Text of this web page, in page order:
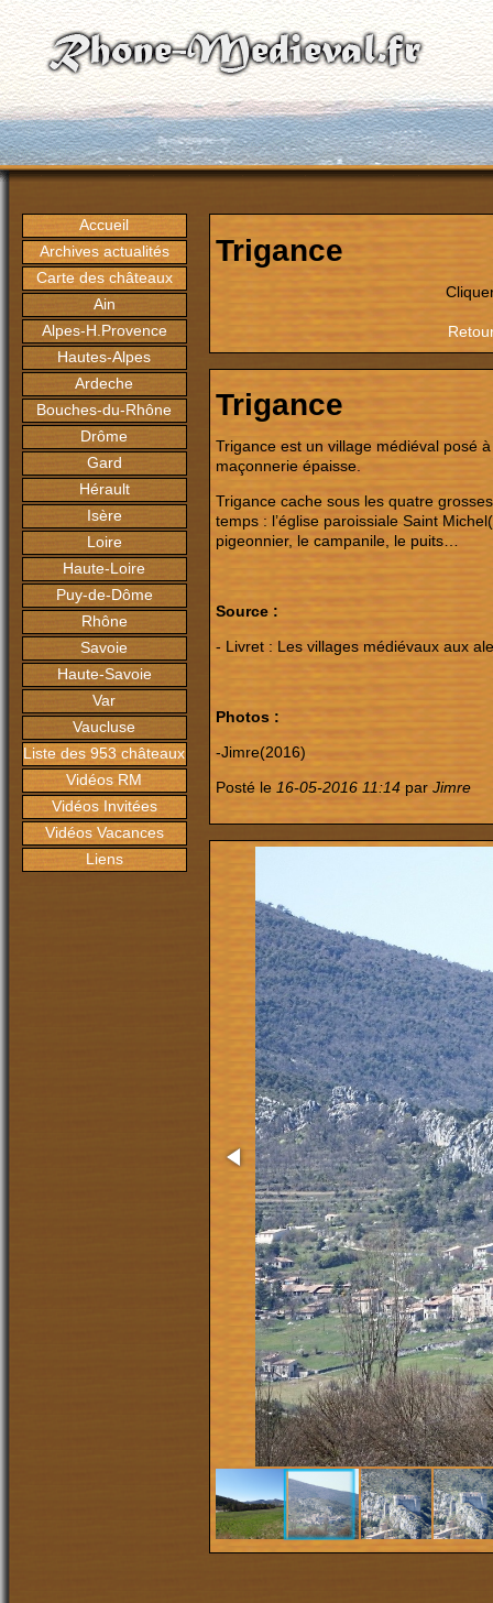
Accueil
Archives actualités
Carte des châteaux
Ain
Alpes-H.Provence
Hautes-Alpes
Ardeche
Bouches-du-Rhône
Drôme
Gard
Hérault
Isère
Loire
Haute-Loire
Puy-de-Dôme
Rhône
Savoie
Haute-Savoie
Var
Vaucluse
Liste des 953 châteaux
Vidéos RM
Vidéos Invitées
Vidéos Vacances
Liens
Trigance
Trigance
Trigance est un village médiéval posé
maçonnerie épaisse.
Trigance cache sous les quatre
temps : l’église paroissiale Saint
pigeonnier, le campanile, le puits…
Source :
- Livret : Les villages médiévaux aux
Photos :
-Jimre(2016)
Posté le 16-05-2016 11:14 par Jimre